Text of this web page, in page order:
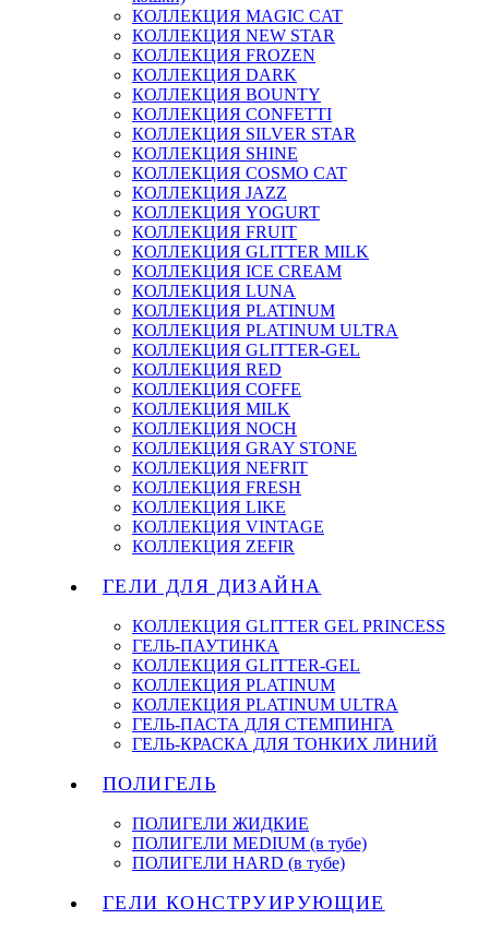
КОЛЛЕКЦИЯ MAGIC CAT
КОЛЛЕКЦИЯ NEW STAR
КОЛЛЕКЦИЯ FROZEN
КОЛЛЕКЦИЯ DARK
КОЛЛЕКЦИЯ BOUNTY
КОЛЛЕКЦИЯ CONFETTI
КОЛЛЕКЦИЯ SILVER STAR
КОЛЛЕКЦИЯ SHINE
КОЛЛЕКЦИЯ COSMO CAT
КОЛЛЕКЦИЯ JAZZ
КОЛЛЕКЦИЯ YOGURT
КОЛЛЕКЦИЯ FRUIT
КОЛЛЕКЦИЯ GLITTER MILK
КОЛЛЕКЦИЯ ICE CREAM
КОЛЛЕКЦИЯ LUNA
КОЛЛЕКЦИЯ PLATINUM
КОЛЛЕКЦИЯ PLATINUM ULTRA
КОЛЛЕКЦИЯ GLITTER-GEL
КОЛЛЕКЦИЯ RED
КОЛЛЕКЦИЯ COFFE
КОЛЛЕКЦИЯ MILK
КОЛЛЕКЦИЯ NOCH
КОЛЛЕКЦИЯ GRAY STONE
КОЛЛЕКЦИЯ NEFRIT
КОЛЛЕКЦИЯ FRESH
КОЛЛЕКЦИЯ LIKE
КОЛЛЕКЦИЯ VINTAGE
КОЛЛЕКЦИЯ ZEFIR
ГЕЛИ ДЛЯ ДИЗАЙНА
КОЛЛЕКЦИЯ GLITTER GEL PRINCESS
ГЕЛЬ-ПАУТИНКА
КОЛЛЕКЦИЯ GLITTER-GEL
КОЛЛЕКЦИЯ PLATINUM
КОЛЛЕКЦИЯ PLATINUM ULTRA
ГЕЛЬ-ПАСТА ДЛЯ СТЕМПИНГА
ГЕЛЬ-КРАСКА ДЛЯ ТОНКИХ ЛИНИЙ
ПОЛИГЕЛЬ
ПОЛИГЕЛИ ЖИДКИЕ
ПОЛИГЕЛИ MEDIUM (в тубе)
ПОЛИГЕЛИ HARD (в тубе)
ГЕЛИ КОНСТРУИРУЮЩИЕ